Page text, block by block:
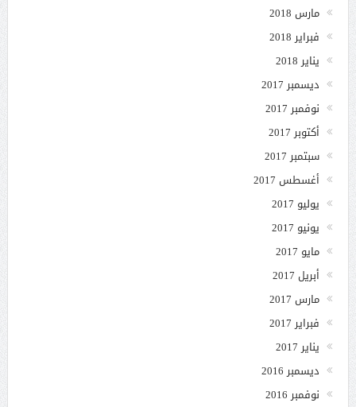
مارس 2018
فبراير 2018
يناير 2018
ديسمبر 2017
نوفمبر 2017
أكتوبر 2017
سبتمبر 2017
أغسطس 2017
يوليو 2017
يونيو 2017
مايو 2017
أبريل 2017
مارس 2017
فبراير 2017
يناير 2017
ديسمبر 2016
نوفمبر 2016